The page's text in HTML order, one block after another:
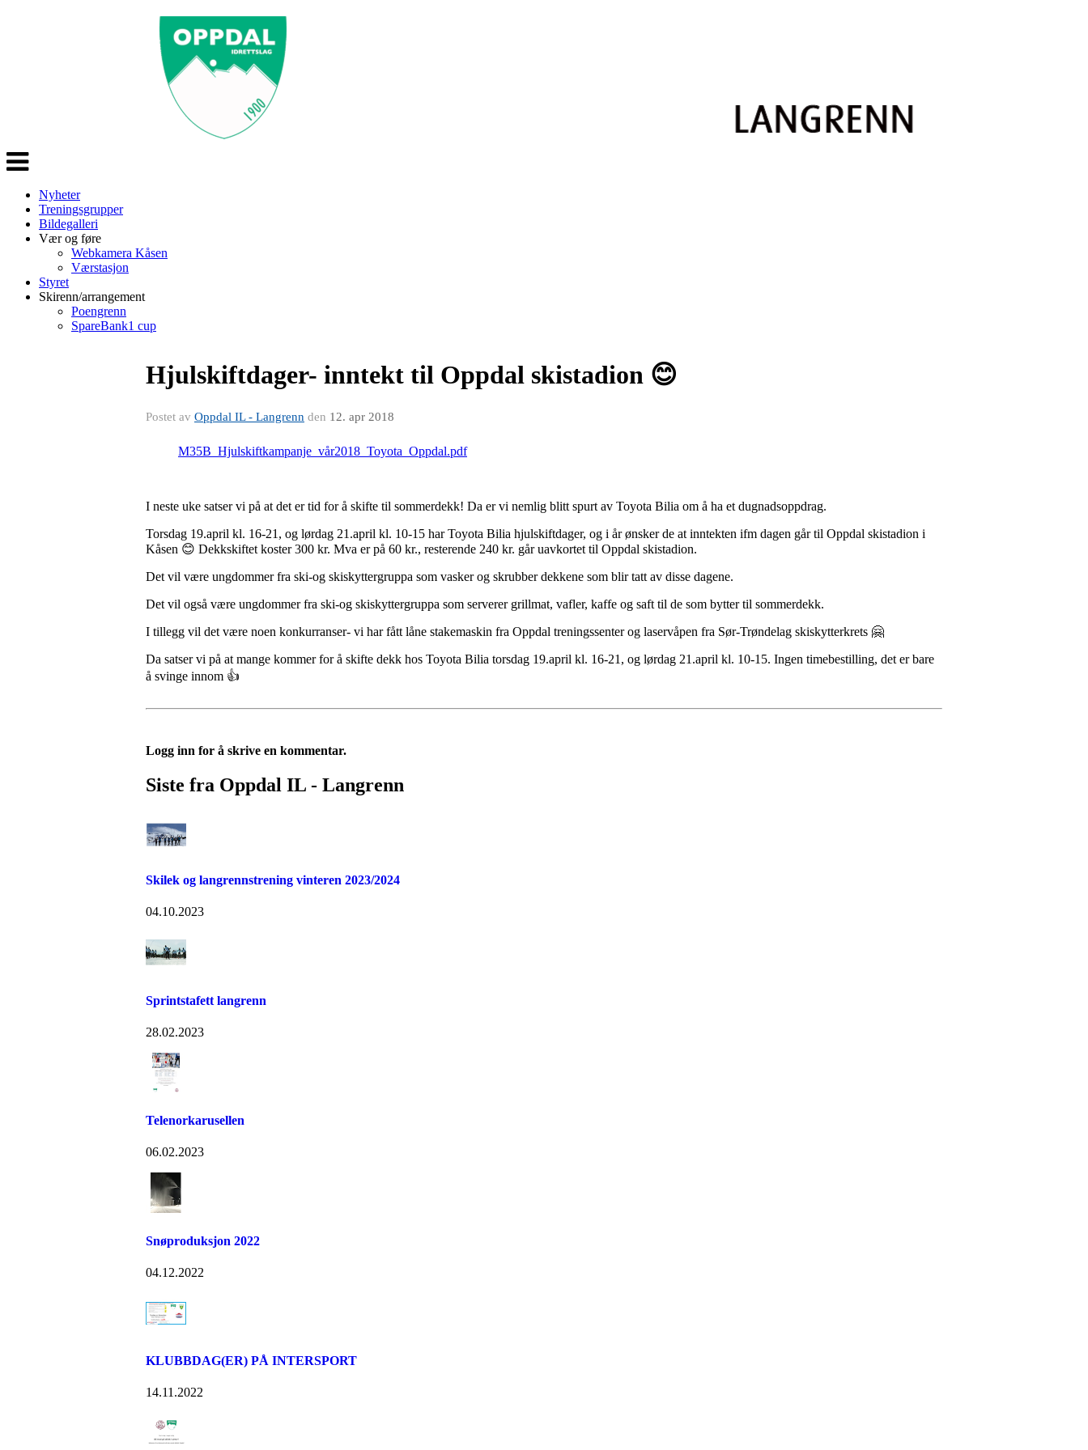
Veksle
navigasjon
Nyheter
Treningsgrupper
Bildegalleri
Vær og føre
Webkamera Kåsen
Værstasjon
Styret
Skirenn/arrangement
Poengrenn
SpareBank1 cup
Hjulskiftdager- inntekt til Oppdal skistadion 😊
Postet av Oppdal IL - Langrenn den 12. apr 2018
M35B_Hjulskiftkampanje_vår2018_Toyota_Oppdal.pdf
I neste uke satser vi på at det er tid for å skifte til sommerdekk! Da er vi nemlig blitt spurt av Toyota Bilia om å ha et dugnadsoppdrag.
Torsdag 19.april kl. 16-21, og lørdag 21.april kl. 10-15 har Toyota Bilia hjulskiftdager, og i år ønsker de at inntekten ifm dagen går til Oppdal skistadion i
Kåsen 😊 Dekkskiftet koster 300 kr. Mva er på 60 kr., resterende 240 kr. går uavkortet til Oppdal skistadion.
Det vil være ungdommer fra ski-og skiskyttergruppa som vasker og skrubber dekkene som blir tatt av disse dagene.
Det vil også være ungdommer fra ski-og skiskyttergruppa som serverer grillmat, vafler, kaffe og saft til de som bytter til sommerdekk.
I tillegg vil det være noen konkurranser- vi har fått låne stakemaskin fra Oppdal treningssenter og laservåpen fra Sør-Trøndelag skiskytterkrets 🤗
Da satser vi på at mange kommer for å skifte dekk hos Toyota Bilia torsdag 19.april kl. 16-21, og lørdag 21.april kl. 10-15. Ingen timebestilling, det er bare
å svinge innom 👍
Logg inn for å skrive en kommentar.
Siste fra Oppdal IL - Langrenn
Skilek og langrennstrening vinteren 2023/2024
04.10.2023
Sprintstafett langrenn
28.02.2023
Telenorkarusellen
06.02.2023
Snøproduksjon 2022
04.12.2022
KLUBBDAG(ER) PÅ INTERSPORT
14.11.2022